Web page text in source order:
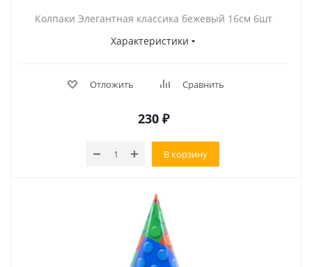
Колпаки Элегантная классика бежевый 16см 6шт
Характеристики
Отложить Сравнить
230 ₽
В корзину